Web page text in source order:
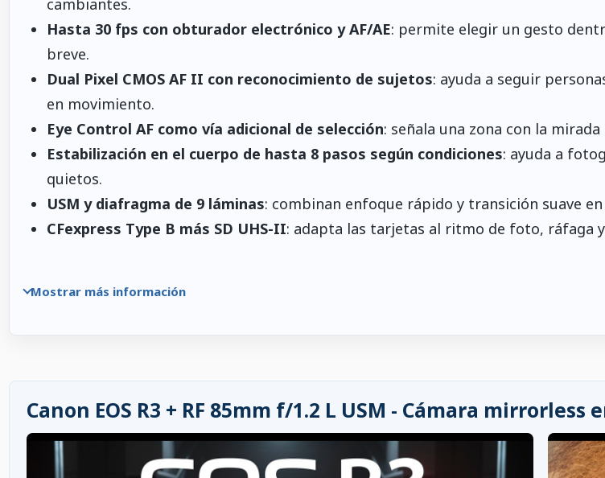
cambiantes.
Hasta 30 fps con obturador electrónico y AF/AE: permite elegir un gesto
breve.
Dual Pixel CMOS AF II con reconocimiento de sujetos: ayuda a seguir
en movimiento.
Eye Control AF como vía adicional de selección: señala una zona con la
Estabilización en el cuerpo de hasta 8 pasos según condiciones: ayuda a
quietos.
USM y diafragma de 9 láminas: combinan enfoque rápido y transición suave
CFexpress Type B más SD UHS-II: adapta las tarjetas al ritmo de foto, ráfaga
Mostrar más información
Canon EOS R3 + RF 85mm f/1.2 L USM - Cámara mirrorless